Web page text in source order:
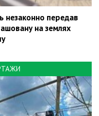
незаконно передав
на землях